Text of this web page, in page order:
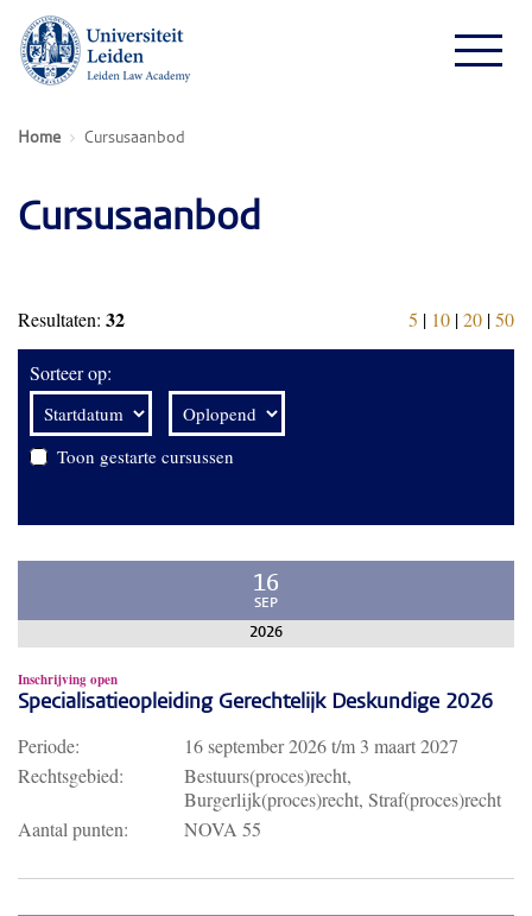
Home Cursusaanbod
Cursusaanbod
Resultaten: 32 5 | 10 |20 |50
Sorteer op:
Toon gestarte cursussen
16
SEP
2026
Inschrijving open
Specialisatieopleiding Gerechtelijk Deskundige 2026
Periode: 16 september 2026t/m 3 maart 2027
Rechtsgebied:
Bestuurs(proces)recht,
Burgerlijk(proces)recht, Straf(proces)recht
Aantal punten:
NOVA 55